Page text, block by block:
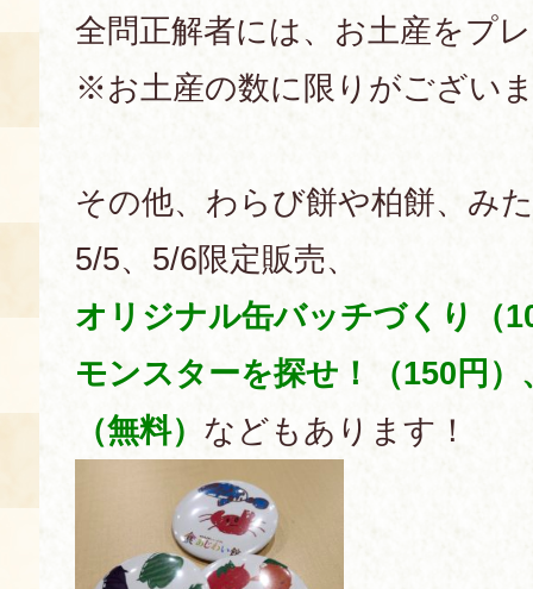
全問正解者には、お土産をプ
※お土産の数に限りがござい
その他、わらび餅や柏餅、み
5/5、5/6限定販売、
オリジナル缶バッチづくり（
モンスターを探せ！（150円）
（無料） などもあります！